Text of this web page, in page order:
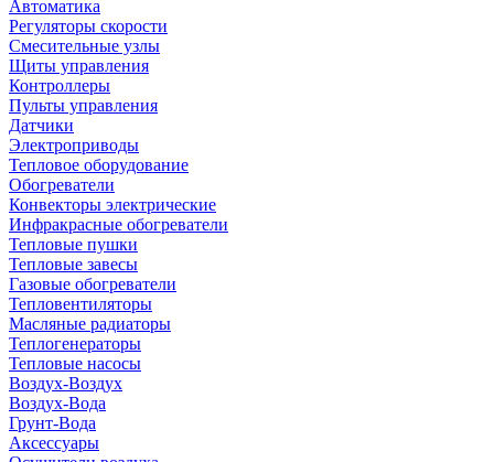
Автоматика
Регуляторы скорости
Смесительные узлы
Щиты управления
Контроллеры
Пульты управления
Датчики
Электроприводы
Тепловое оборудование
Обогреватели
Конвекторы электрические
Инфракрасные обогреватели
Тепловые пушки
Тепловые завесы
Газовые обогреватели
Тепловентиляторы
Масляные радиаторы
Теплогенераторы
Тепловые насосы
Воздух-Воздух
Воздух-Вода
Грунт-Вода
Аксессуары